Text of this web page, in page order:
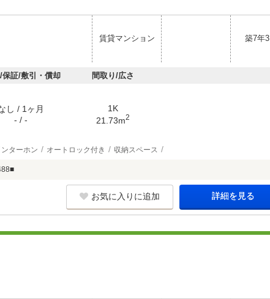
賃貸マンション 築7年3
保証/敷引・償却 間取り/広さ
し / 1ヶ月
- / -
1K
21.73m2
ターホン オートロック付き 収納スペース
お気に入りに追加 詳細を見る